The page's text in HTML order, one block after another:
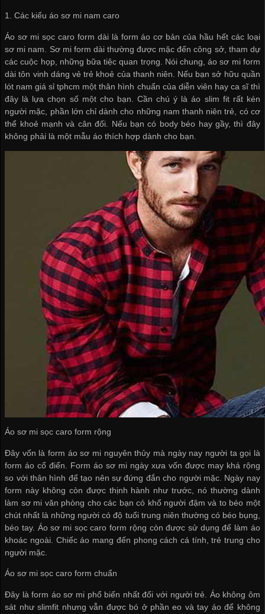
1. Các kiểu áo sơ mi nam caro
Áo sơ mi sọc caro form dài là form áo cơ bản của hầu hết các loại
sơ mi nam. Sơ mi form dài thường được mặc đến công sở, tham dự
các cuộc họp, những bữa tiệc quan trọng. Nói chung, áo sơ mi form
dài tôn vinh dáng vẻ trẻ khoẻ của thanh niên. Nếu bạn sở hữu quần
lót nam giá sỉ tphcm một thân hình chuẩn của diễn viên hay ca sĩ thì
đây là lựa chọn số một cho bạn. Cần chú ý là áo slim fit rất kén
người mặc, phần lớn chỉ dành cho những nam thanh niên trẻ, có cơ
thể khoẻ mạnh và cân đối. Nếu bạn có body béo hay gầy, thì đây
không phải là một mẫu áo thích hợp dành cho bạn.
Áo sơ mi sọc caro form rộng
Đây vốn là form áo sơ mi nguyên thủy mà ngày nay người ta gọi là
form áo cổ điển. Form áo sơ mi ngày xưa vốn được may khá rộng
so với thân hình để tạo nên sự đứng đắn cho người mặc. Ngày nay
form này không còn được thịnh hành như trước, nó thường dành
làm sơ mi văn phòng cho các bạn có khổ người đậm và to béo một
chút nhất là những người có độ tuổi trung niên thường có béo bụng,
béo tay. Áo sơ mi sọc caro form rộng còn được sử dụng để làm áo
khoác ngoài. Chiếc áo mang đến phong cách cá tính, trẻ trung cho
người mặc.
Áo sơ mi sọc caro form chuẩn
Đây là form áo sơ mi phổ biến nhất đối với người trẻ. Áo không ôm
sát như slimfit nhưng vẫn được bó ở phần eo và tay áo để không